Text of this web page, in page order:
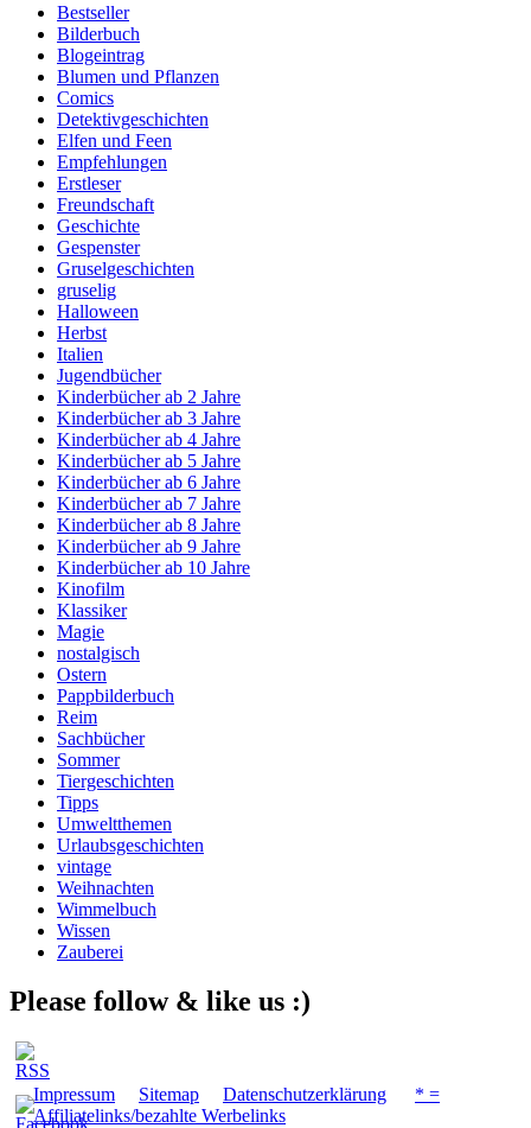
Bestseller
Bilderbuch
Blogeintrag
Blumen und Pflanzen
Comics
Detektivgeschichten
Elfen und Feen
Empfehlungen
Erstleser
Freundschaft
Geschichte
Gespenster
Gruselgeschichten
gruselig
Halloween
Herbst
Italien
Jugendbücher
Kinderbücher ab 2 Jahre
Kinderbücher ab 3 Jahre
Kinderbücher ab 4 Jahre
Kinderbücher ab 5 Jahre
Kinderbücher ab 6 Jahre
Kinderbücher ab 7 Jahre
Kinderbücher ab 8 Jahre
Kinderbücher ab 9 Jahre
Kinderbücher ab 10 Jahre
Kinofilm
Klassiker
Magie
nostalgisch
Ostern
Pappbilderbuch
Reim
Sachbücher
Sommer
Tiergeschichten
Tipps
Umweltthemen
Urlaubsgeschichten
vintage
Weihnachten
Wimmelbuch
Wissen
Zauberei
Please follow & like us :)
Impressum Sitemap Datenschutzerklärung
* =
Affiliatelinks/bezahlte Werbelinks